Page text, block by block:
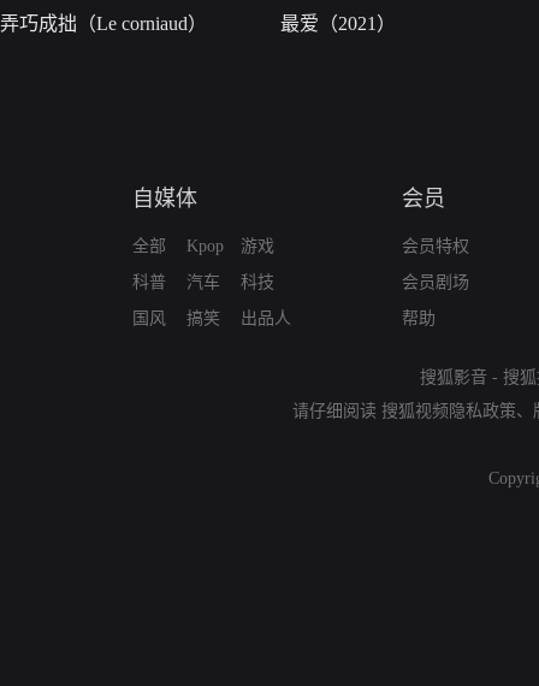
弄巧成拙（Le corniaud） 最爱（2021）
自媒体
全部
科普
国风
Kpop
汽车
搞笑
游戏
科技
出品人
会员
会员特权
会员剧场
帮助
搜狐影音 - 搜
请仔细阅读 搜狐视频隐私政策、